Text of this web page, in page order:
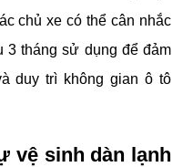
chủ xe có thể cân nhắc
3 tháng sử dụng để đảm
duy trì không gian ô tô
vệ sinh dàn lạnh